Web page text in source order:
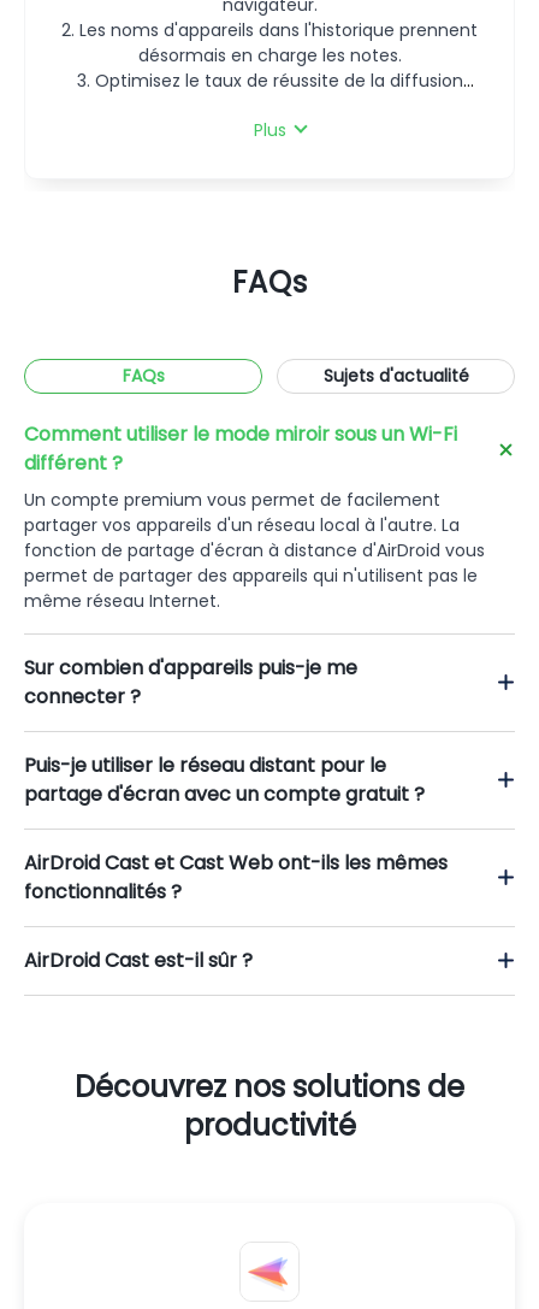
navigateur.
2. Les noms d'appareils dans l'historique prennent
désormais en charge les notes.
3. Optimisez le taux de réussite de la diffusion
Plus
3. Optimisez le taux de réussite de la diffusion
d'écran via la connexion USB des appareils iOS.
navigateur.
2. Les noms d'appareils dans l'historique prennent
désormais en charge les notes.
3. Optimisez le taux de réussite de la diffusion
FAQs
FAQs Sujets d'actualité
Comment utiliser le mode miroir sous un Wi-Fi
différent ?
Un compte premium vous permet de facilement
partager vos appareils d'un réseau local à l'autre. La
fonction de partage d'écran à distance d'AirDroid vous
permet de partager des appareils qui n'utilisent pas le
même réseau Internet.
Sur combien d'appareils puis-je me
connecter ?
Puis-je utiliser le réseau distant pour le
partage d'écran avec un compte gratuit ?
AirDroid Cast et Cast Web ont-ils les mêmes
fonctionnalités ?
AirDroid Cast est-il sûr ?
Découvrez nos solutions de
productivité